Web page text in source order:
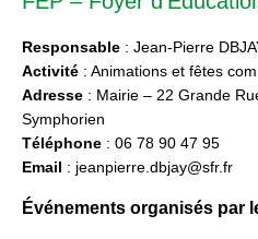
Responsable : Jean-Pierre
Activité : Animations et fêtes
Adresse : Mairie – 22 Grande
Symphorien
Téléphone : 06 78 90 47 95
Email : jeanpierre.dbjay@sfr.fr
Événements organisés par